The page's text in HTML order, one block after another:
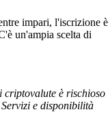
impari, l'iscrizione è
un'ampia scelta di
criptovalute è rischioso
e disponibilità